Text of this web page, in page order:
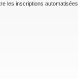
les inscriptions automatisées.